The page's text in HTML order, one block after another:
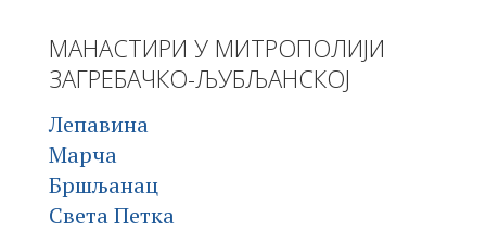
МАНАСТИРИ У МИТРОПОЛИЈИ
ЗАГРЕБАЧКО-ЉУБЉАНСКОЈ
Лепавина
Марча
Бршљанац
Света Петка